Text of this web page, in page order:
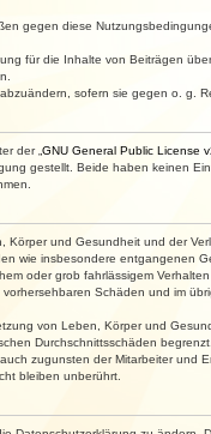
gegen diese
für die Inhalte von Beiträgen
sofern sie gegen o. g.
der „ GNU General Public License
gestellt. Beide haben keinen
und Gesundheit und der
wie insbesondere entgangenen
oder grob fahrlässigem
Schäden und im
von Leben, Körper und
Durchschnittsschäden
zugunsten der Mitarbeiter und
bleiben unberührt.